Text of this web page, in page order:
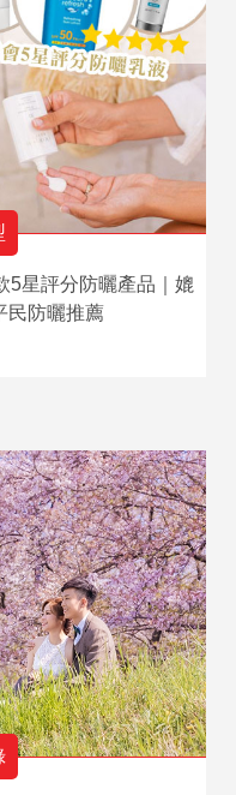
5星評分防曬產品｜媲
民防曬推薦